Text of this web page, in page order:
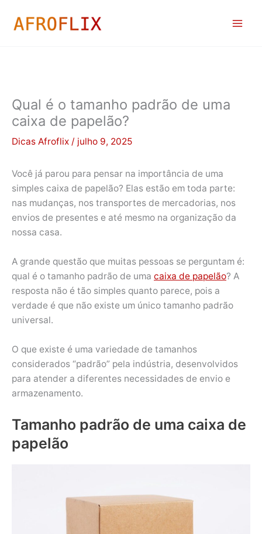
para
Qual é o tamanho padrão de uma
caixa de papelão?
Dicas Afroflix / julho 9, 2025
Você já parou para pensar na importância de uma
simples caixa de papelão? Elas estão em toda parte:
nas mudanças, nos transportes de mercadorias, nos
envios de presentes e até mesmo na organização da
nossa casa.
A grande questão que muitas pessoas se perguntam é:
qual é o tamanho padrão de uma caixa de papelão? A
resposta não é tão simples quanto parece, pois a
verdade é que não existe um único tamanho padrão
universal.
O que existe é uma variedade de tamanhos
considerados “padrão” pela indústria, desenvolvidos
para atender a diferentes necessidades de envio e
armazenamento.
Tamanho padrão de uma caixa de
papelão